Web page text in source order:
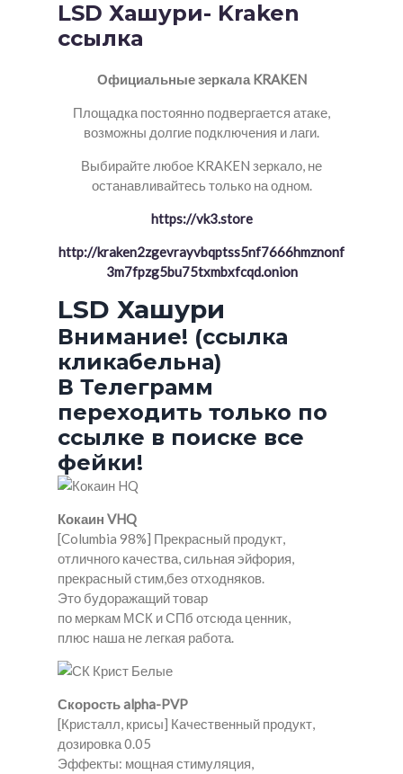
LSD Хашури- Kraken
ссылка
Официальные зеркала KRAKEN
Площадка постоянно подвергается атаке,
возможны долгие подключения и лаги.
Выбирайте любое KRAKEN зеркало, не
останавливайтесь только на одном.
https://vk3.store
http://kraken2zgevrayvbqptss5nf7666hmznonf
3m7fpzg5bu75txmbxfcqd.onion
LSD Хашури
Внимание! (ссылка
кликабельна)
В Телеграмм
переходить только по
ссылке в поиске все
фейки!
Кокаин VHQ
[Columbia 98%] Прекрасный продукт,
отличного качества, сильная эйфория,
прекрасный стим,без отходняков.
Это будоражащий товар
по меркам МСК и СПб отсюда ценник,
плюс наша не легкая работа.
Скорость alpha-PVP
[Кристалл, крисы] Качественный продукт,
дозировка 0.05
Эффекты: мощная стимуляция,